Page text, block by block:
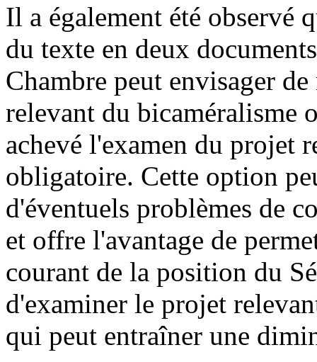
Il a également été observé
du texte en deux
Chambre peut envisager
relevant du bicaméralisme
achevé l'examen du projet
obligatoire. Cette option
d'éventuels problèmes de
et offre l'avantage de
courant de la position du
d'examiner le projet
qui peut entraîner une